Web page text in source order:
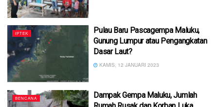
IPTEK
Pulau Baru Pascagempa Maluku,
Gunung Lumpur atau Pengangkatan
Dasar Laut?
KAMIS, 12 JANUARI 2023
BENCANA
Dampak Gempa Maluku, Jumlah